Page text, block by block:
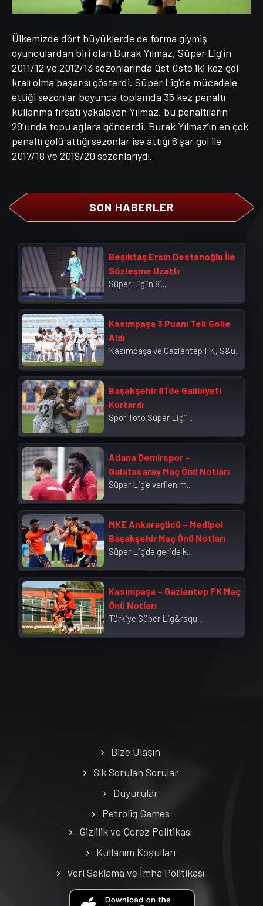
Ülkemizde dört büyüklerde de forma giymiş
oyunculardan biri olan Burak Yılmaz, Süper Lig’in
2011/12 ve 2012/13 sezonlarında üst üste iki kez gol
kralı olma başarısı gösterdi. Süper Lig'de mücadele
ettiği sezonlar boyunca toplamda 35 kez penaltı
kullanma fırsatı yakalayan Yılmaz, bu penaltıların
29’unda topu ağlara gönderdi. Burak Yılmaz’ın en çok
penaltı golü attığı sezonlar ise attığı 6'şar gol ile
2017/18 ve 2019/20 sezonlarıydı.
SON HABERLER
Beşiktaş Ersin Destanoğlu İle
Sözleşme Uzattı
Süper Lig’in 8’...
Kasımpaşa 3 Puanı Tek Golle
Aldı
Kasımpaşa ve Gaziantep FK, S&u...
Başakşehir 81’de Galibiyeti
Kurtardı
Spor Toto Süper Lig’i...
Adana Demirspor –
Galatasaray Maç Önü Notları
Süper Lig’e verilen m...
MKE Ankaragücü – Medipol
Başakşehir Maç Önü Notları
Süper Lig’de geride k...
Kasımpaşa – Gaziantep FK Maç
Önü Notları
Türkiye Süper Lig&rsqu...
Bize Ulaşın
Sık Sorulan Sorular
Duyurular
Petrolig Games
Gizlilik ve Çerez Politikası
Kullanım Koşulları
Veri Saklama ve İmha Politikası